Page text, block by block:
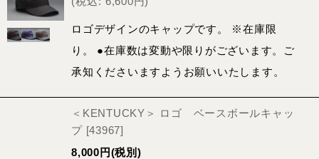
ロゴデザインのキャップです。 ※在庫限
り。 ●在庫数は変動や限りがございます。ご
承知くださいますようお願いいたします。
＜KENTUCKY＞ ロゴ ベースボールキャッ
プ [43967]
8,000 円(税別)